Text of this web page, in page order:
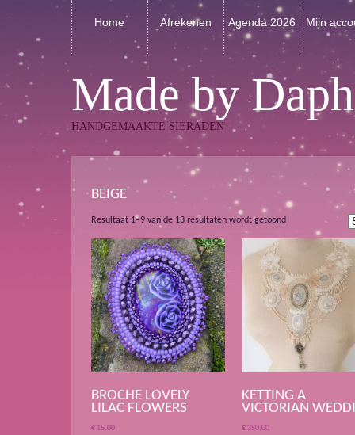
Home Afrekenen Agenda 2026 Mijn
Made by
HANDGEMAAKTE SIERADEN
BEIGE
Resultaat 1–9 van de 13 resultaten wordt getoond Gesorteerd
BROCHE LOVELY
LILAC FLOWERS
€ 15,00
KETTING A
VICTORIAN
€ 350,00